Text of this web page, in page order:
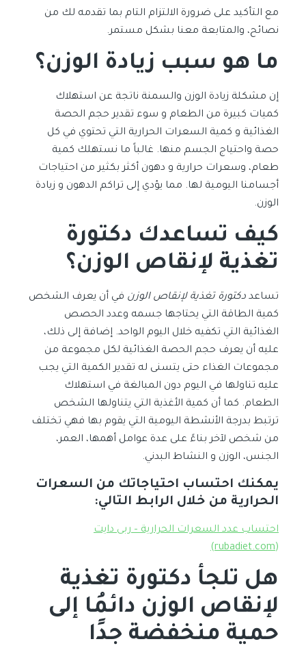
مع التأكيد على ضرورة الالتزام التام بما تقدمه لك من
نصائح، والمتابعة معنا بشكل مستمر.
ما هو سبب زيادة الوزن؟
إن مشكلة زيادة الوزن والسمنة ناتجة عن استهلاك
كميات كبيرة من الطعام و سوء تقدير حجم الحصة
الغذائية و كمية السعرات الحرارية التي تحتوي في كل
حصة واحتياج الجسم منها. غالباً ما نستهلك كمية
طعام، وسعرات حرارية و دهون أكثر بكثير من احتياجات
أجسامنا اليومية لها. مما يؤدي إلى تراكم الدهون و زيادة
الوزن.
كيف تساعدك دكتورة
تغذية لإنقاص الوزن؟
تساعد دكتورة تغذية لإنقاص الوزن في أن يعرف الشخص
كمية الطاقة التي يحتاجها جسمه وعدد الحصص
الغذائية التي تكفيه خلال اليوم الواحد. إضافة إلى ذلك،
عليه أن يعرف حجم الحصة الغذائية لكل مجموعة من
مجموعات الغذاء حتى يتسنى له تقدير الكمية التي يجب
عليه تناولها في اليوم دون المبالغة في استهلاك
الطعام. كما أن كمية الأغذية التي يتناولها الشخص
ترتبط بدرجة الأنشطة اليومية التي يقوم بها فهي تختلف
من شخص لآخر بناءً على عدة عوامل أهمها، العمر،
الجنس، الوزن و النشاط البدني.
يمكنك احتساب احتياجاتك من السعرات
الحرارية من خلال الرابط التالي:
احتساب عدد السعرات الحرارية – ربى دايت
(rubadiet.com)
هل تلجأ دكتورة تغذية
لإنقاص الوزن دائمُا إلى
حمية منخفضة جدًا